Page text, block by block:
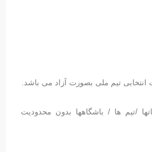
تیم ملی بصورت آزاد می باشد.
ها / باشگاهها بدون محدودیت